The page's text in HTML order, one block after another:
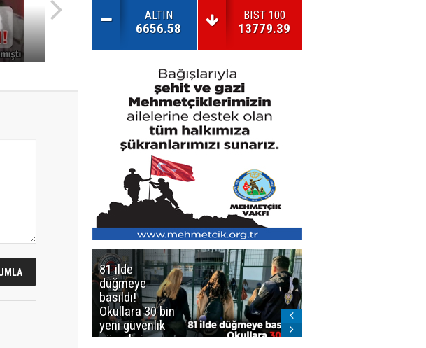
ALTIN
6656.58
BIST 100
13779.39
81 ilde
düğmeye
basıldı!
Okullara 30 bin
yeni güvenlik
görevlisi